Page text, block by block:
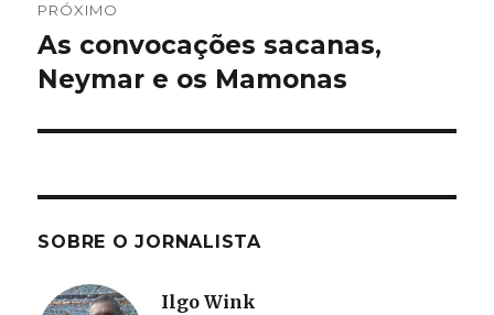
PRÓXIMO
Próximo
post:
As convocações sacanas,
Neymar e os Mamonas
SOBRE O JORNALISTA
Ilgo Wink